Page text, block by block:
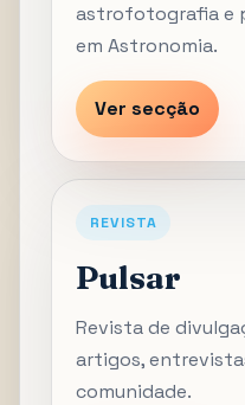
astrofotografia e
em Astronomia.
Ver secção
REVISTA
Pulsar
Revista de
artigos,
comunidade.